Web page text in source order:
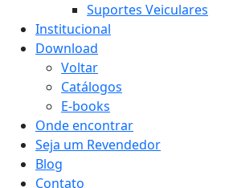
Suportes Veiculares
Institucional
Download
Voltar
Catálogos
E-books
Onde encontrar
Seja um Revendedor
Blog
Contato